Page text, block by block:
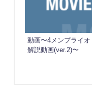
動画〜4メンプライオ
解説動画(ver.2)〜